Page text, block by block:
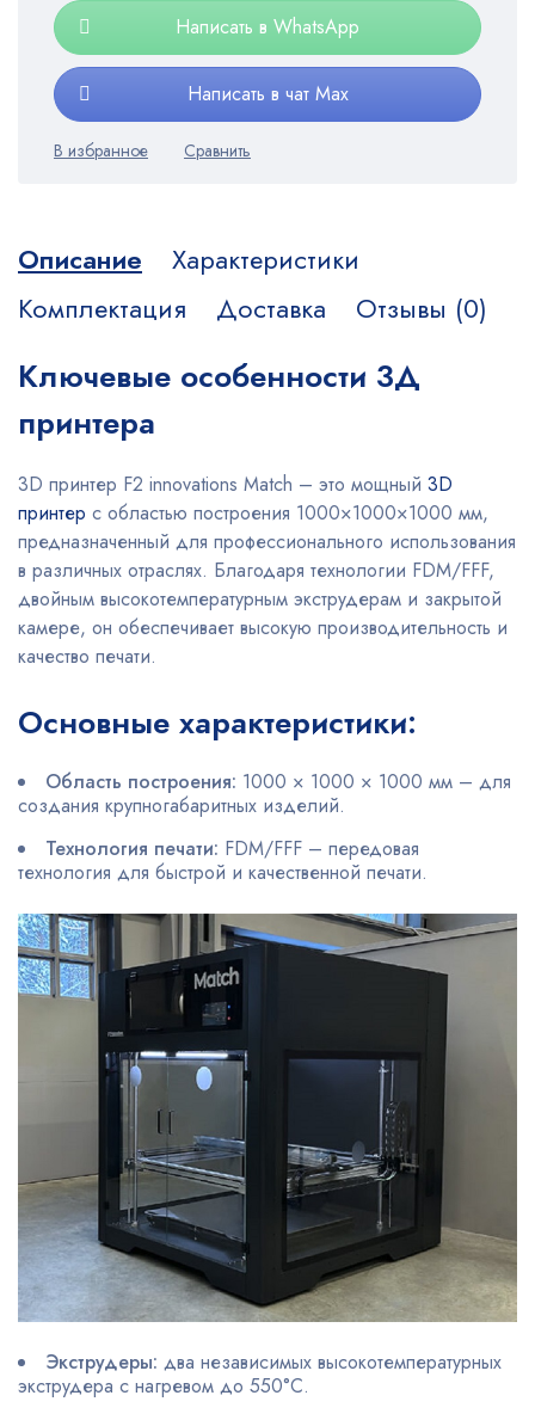
Написать в WhatsApp
Написать в чат Max
Описание
Характеристики
Комплектация
Доставка Отзывы (0)
Ключевые особенности 3Д
принтера
3D принтер F2 innovations Match – это мощный 3D
принтер с областью построения 1000×1000×1000 мм,
предназначенный для профессионального использования
в различных отраслях. Благодаря технологии FDM/FFF,
двойным высокотемпературным экструдерам и закрытой
камере, он обеспечивает высокую производительность и
качество печати.
Основные характеристики:
Область построения: 1000 × 1000 × 1000 мм – для
создания крупногабаритных изделий.
Технология печати: FDM/FFF – передовая
технология для быстрой и качественной печати.
Экструдеры: два независимых высокотемпературных
экструдера с нагревом до 550°C.